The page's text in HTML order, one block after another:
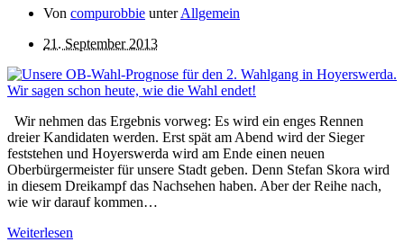
Von compurobbie unterAllgemein
21. September 2013
Wir nehmen das Ergebnis vorweg: Es wird ein enges Rennen
dreier Kandidaten werden. Erst spät am Abend wird der Sieger
feststehen und Hoyerswerda wird am Ende einen neuen
Oberbürgermeister für unsere Stadt geben. Denn Stefan Skora wird
in diesem Dreikampf das Nachsehen haben. Aber der Reihe nach,
wie wir darauf kommen…
Weiterlesen